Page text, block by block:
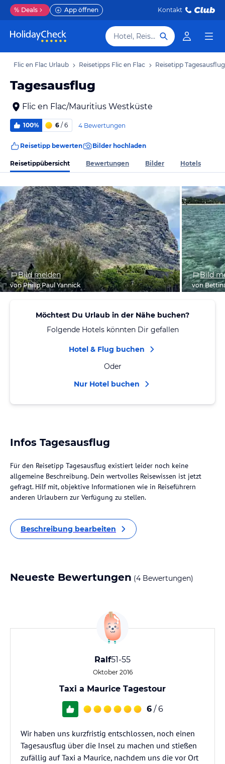
% Deals App öffnen Kontakt
Hotel, Reiseziel
Flic en Flac Urlaub Reisetipps Flic en Flac Reisetipp Tagesausflug
Tagesausflug
Flic en Flac/Mauritius Westküste
100% 6 / 6 4 Bewertungen
Reisetipp bewerten Bilder hochladen
Reisetippübersicht Bewertungen Bilder Hotels
Bild melden
von Philip Paul Yannick
Bild
von
Möchtest Du Urlaub in der Nähe buchen?
Folgende Hotels könnten Dir gefallen
Hotel & Flug buchen
Oder
Nur Hotel buchen
Infos Tagesausflug
Für den Reisetipp Tagesausflug existiert leider noch keine
allgemeine Beschreibung. Dein wertvolles Reisewissen ist jetzt
gefragt. Hilf mit, objektive Informationen wie in Reiseführern
anderen Urlaubern zur Verfügung zu stellen.
Beschreibung bearbeiten
Neueste Bewertungen (4 Bewertungen)
Ralf51-55
Oktober 2016
Taxi a Maurice Tagestour
6 / 6
Wir haben uns kurzfristig entschlossen, noch einen
Tagesausflug über die Insel zu machen und stießen
zufällig auf Taxi a Maurice, nachdem uns die vor Ort